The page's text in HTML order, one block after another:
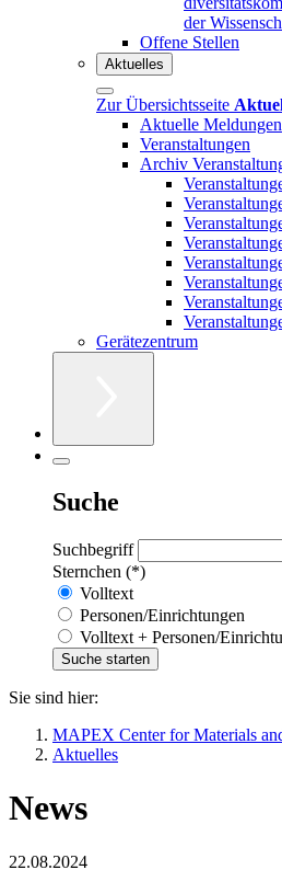
der
Offene Stellen
Aktuelles
Zur Übersichtsseite
Aktuelle Meldungen
Veranstaltungen
Archiv
Gerätezentrum
Suche
Suchbegriff
Sternchen (*)
Volltext
Personen/Einrichtungen
Volltext + Personen/
Sie sind hier:
MAPEX Center for Materials
Aktuelles
News
22.08.2024